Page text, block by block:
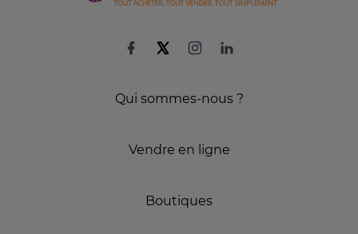
Qui sommes-nous ?
Vendre en ligne
Boutiques